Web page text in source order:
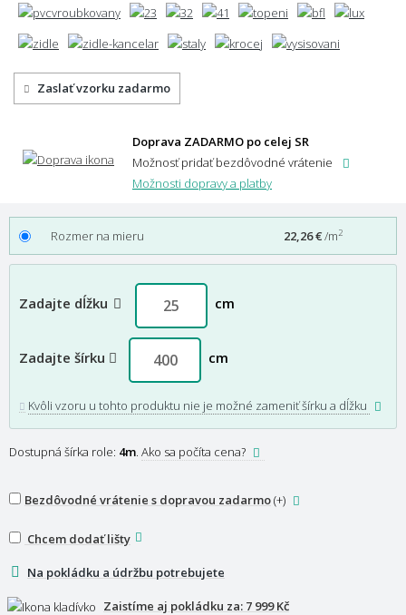
Zaslať vzorku zadarmo
Doprava ZADARMO po celej SR
Možnosť pridať bezdôvodné vrátenie
Možnosti dopravy a platby
Rozmer na mieru 22,26 €/m2
Zadajte dĺžku cm
Zadajte šírku cm
Kvôli vzoru u tohto produktu nie je možné zameniť šírku a dĺžku
Dostupná šírka role: 4m Ako sa počíta cena?
Chcem dodať lišty
Na pokládku a údržbu potrebujete
Bezdôvodné vrátenie s dopravou zadarmo(+)
Zaistíme aj pokládku za: 7 999 Kč